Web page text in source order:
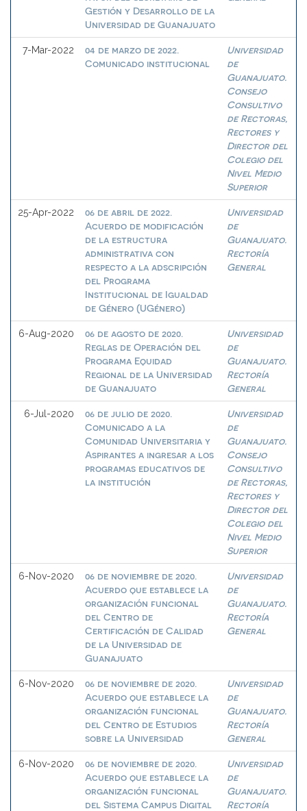
Gestión y Desarrollo de la
Universidad de Guanajuato
7-Mar-2022
04 de marzo de 2022.
Comunicado institucional
Universidad
de
Guanajuato.
Consejo
Consultivo
de Rectoras,
Rectores y
Director del
Colegio del
Nivel Medio
Superior
25-Apr-2022
06 de abril de 2022.
Acuerdo de modificación
de la estructura
administrativa con
respecto a la adscripción
del Programa
Institucional de Igualdad
de Género (UGénero)
Universidad
de
Guanajuato.
Rectoría
General
6-Aug-2020
06 de agosto de 2020.
Reglas de Operación del
Programa Equidad
Regional de la Universidad
de Guanajuato
Universidad
de
Guanajuato.
Rectoría
General
6-Jul-2020
06 de julio de 2020.
Comunicado a la
Comunidad Universitaria y
Aspirantes a ingresar a los
programas educativos de
la institución
Universidad
de
Guanajuato.
Consejo
Consultivo
de Rectoras,
Rectores y
Director del
Colegio del
Nivel Medio
Superior
6-Nov-2020
06 de noviembre de 2020.
Acuerdo que establece la
organización funcional
del Centro de
Certificación de Calidad
de la Universidad de
Guanajuato
Universidad
de
Guanajuato.
Rectoría
General
6-Nov-2020
06 de noviembre de 2020.
Acuerdo que establece la
organización funcional
del Centro de Estudios
sobre la Universidad
Universidad
de
Guanajuato.
Rectoría
General
6-Nov-2020
06 de noviembre de 2020.
Acuerdo que establece la
organización funcional
del Sistema Campus Digital
Universidad
de
Guanajuato.
Rectoría